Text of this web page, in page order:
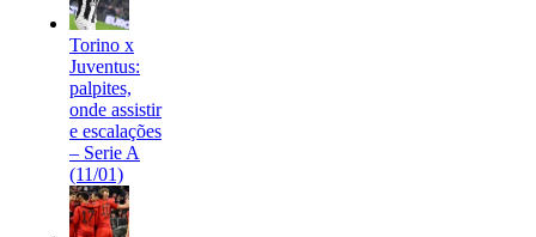
Torino x
Juventus:
palpites,
onde assistir
e escalações
– Serie A
(11/01)